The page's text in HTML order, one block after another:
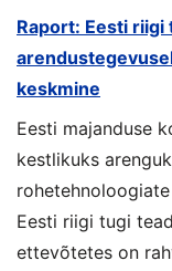
Raport: Eesti
keskmine
Eesti majanduse
kestlikuks
Eesti riigi tugi
ettevõtetes on